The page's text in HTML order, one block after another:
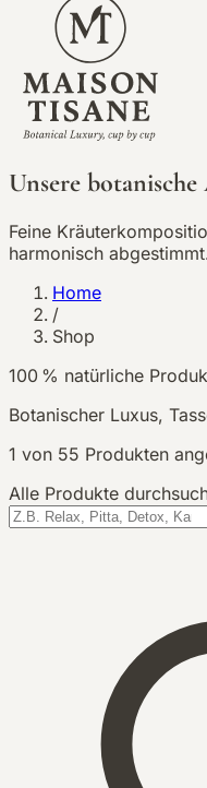
Unsere
Feine
harmonisch
Home
/
Shop
100 % natürliche
Botanischer Luxus,
1 von 55 Produkten
Alle Produkte